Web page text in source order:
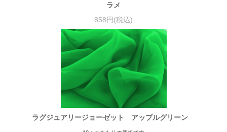
ラメ
858円(税込)
ラグジュアリージョーゼット アップルグリーン